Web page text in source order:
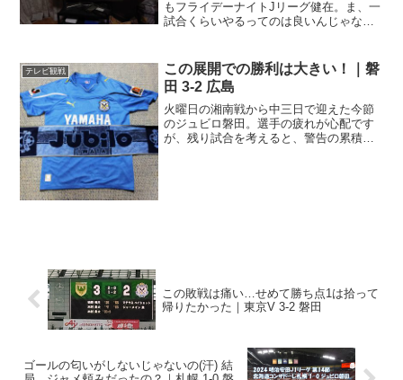
もフライデーナイトJリーグ健在。ま、一
試合くらいやるってのは良いんじゃない
ジアム長居の関西ダービー。山下の値千
金のゴール...
テレビ観戦
この展開での勝利は大きい！｜磐
田 3-2 広島
火曜日の湘南戦から中三日で迎えた今節
のジュビロ磐田。選手の疲れが心配です
が、残り試合を考えると、警告の累積や
この敗戦は痛い…せめて勝ち点1は拾って
帰りたかった｜東京V 3-2 磐田
ゴールの匂いがしないじゃないの(汗) 結